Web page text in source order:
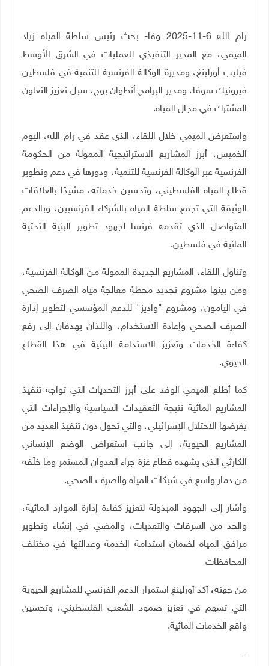
رام الله 6-11-2025 وفا- بحث رئيس سلطة المياه زياد
الميمي، مع المدير التنفيذي للعمليات في الشرق الأوسط
فيليب أورلينغ، ومديرة الوكالة الفرنسية للتنمية في فلسطين
فيرونيك سوفا، ومدير البرامج أنطوان بوج، سبل تعزيز التعاون
المشترك في مجال المياه.
واستعرض الميمي خلال اللقاء، الذي عقد في رام الله، اليوم
الخميس، أبرز المشاريع الاستراتيجية الممولة من الحكومة
الفرنسية عبر الوكالة الفرنسية للتنمية، ودورها في دعم وتطوير
قطاع المياه الفلسطيني، وتحسين خدماته، مشيدًا بالعلاقات
الوثيقة التي تجمع سلطة المياه بالشركاء الفرنسيين، وبالدعم
المتواصل الذي تقدمه فرنسا لجهود تطوير البنية التحتية
المائية في فلسطين.
وتناول اللقاء، المشاريع الجديدة الممولة من الوكالة الفرنسية،
ومن بينها مشروع تجديد محطة معالجة مياه الصرف الصحي
في اليامون، ومشروع "واديز" للدعم المؤسسي لتطوير إدارة
الصرف الصحي وإعادة الاستخدام، واللذان يهدفان إلى رفع
كفاءة الخدمات وتعزيز الاستدامة البيئية في هذا القطاع
الحيوي.
كما أطلع الميمي الوفد على أبرز التحديات التي تواجه تنفيذ
المشاريع المائية نتيجة التعقيدات السياسية والإجراءات التي
يفرضها الاحتلال الإسرائيلي، والتي تحول دون تنفيذ العديد من
المشاريع الحيوية، إلى جانب استعراض الوضع الإنساني
الكارثي الذي يشهده قطاع غزة جراء العدوان المستمر وما خلّفه
من دمار واسع في شبكات المياه والصرف الصحي.
وأشار إلى الجهود المبذولة لتعزيز كفاءة إدارة الموارد المائية،
والحد من السرقات والتعديات، والمضي في إنشاء وتطوير
مرافق المياه لضمان استدامة الخدمة وعدالتها في مختلف
المحافظات
من جهته، أكد أورلينغ استمرار الدعم الفرنسي للمشاريع الحيوية
التي تسهم في تعزيز صمود الشعب الفلسطيني، وتحسين
واقع الخدمات المائية.
ــــ